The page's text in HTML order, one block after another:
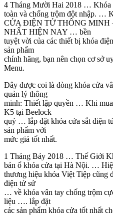
4 Tháng Mười Hai 2018 … Khóa
toàn và chống trộm đột nhập. …
CỬA ĐIỆN TỬ THÔNG MINH
NHẤT HIỆN NAY … bền
tuyệt vời của các thiết bị khóa
sản phẩm
chính hãng, bạn nên chọn cơ sở
Menu.
Đây được coi là dòng khóa cửa
quản lý thông
minh: Thiết lập quyền … Khi mua
K5 tại Beelock
quý … lắp đặt khóa cửa sắt điện
sản phẩm với
mức giá tốt nhất.
1 Tháng Bảy 2018 … Thế Giới
bán ổ khóa cửa tại Hà Nội. …
thương hiệu khóa Việt Tiệp cũng
điện tử sử
… về khóa vân tay chống trộm
liệu …. lắp đặt
các sản phẩm khóa cửa tốt nhất